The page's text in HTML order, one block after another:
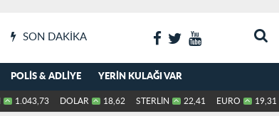
SON DAKIKA
POLIS & ADLIYE YERIN KULAĞI VAR
1.043,73 DOLAR 18,62 STERLİN 22,41 EURO 19,31